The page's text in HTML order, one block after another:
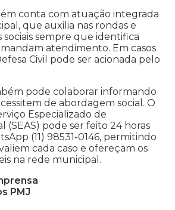
conta com atuação integrada
que auxilia nas rondas e
sociais sempre que identifica
atendimento. Em casos
Civil pode ser acionada pelo
pode colaborar informando
de abordagem social. O
Especializado de
(SEAS) pode ser feito 24 horas
(11) 98531-0146, permitindo
cada caso e ofereçam os
na rede municipal.
PMJ